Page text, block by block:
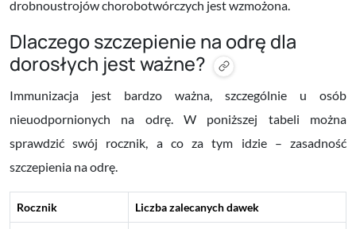
drobnoustrojów chorobotwórczych jest wzmożona.
Dlaczego szczepienie na odrę dla
dorosłych jest ważne?
Immunizacja jest bardzo ważna, szczególnie u osób
nieuodpornionych na odrę. W poniższej tabeli można
sprawdzić swój rocznik, a co za tym idzie – zasadność
szczepienia na odrę.
Rocznik Liczba zalecanych dawek